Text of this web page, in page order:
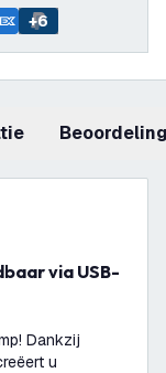
+6
Dankzij
u